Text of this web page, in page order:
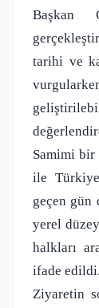
Başkan
tarihi ve
Samimi bir
ile
geçen gün
yerel
halkları
ifade edildi.
Ziyaretin